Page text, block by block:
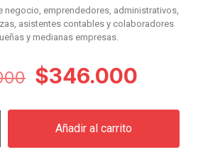
negocio, emprendedores, administrativos,
asistentes contables y colaboradores
y medianas empresas.
El
original
era:
$346.000
actual
Añadir al carrito